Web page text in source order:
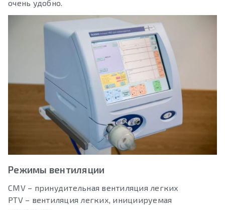
очень удобно.
Режимы вентиляции
CMV – принудительная вентиляция легких
PTV – вентиляция легких, инициируемая